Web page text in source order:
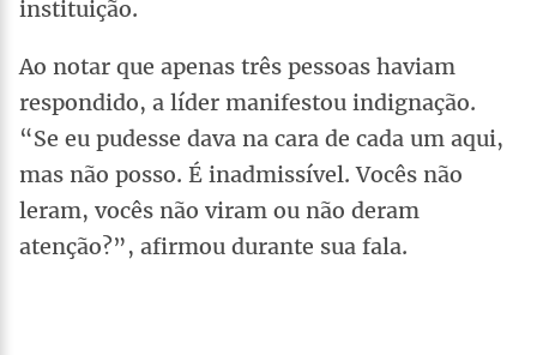
instituição.
Ao notar que apenas três pessoas haviam
respondido, a líder manifestou indignação.
“Se eu pudesse dava na cara de cada um aqui,
mas não posso. É inadmissível. Vocês não
leram, vocês não viram ou não deram
atenção?”, afirmou durante sua fala.